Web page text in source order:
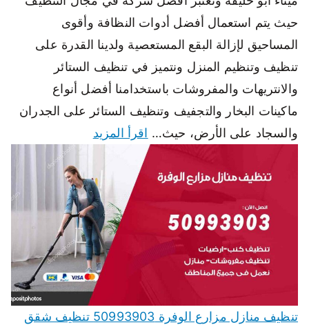
حيث يتم استعمال أفضل أدوات النظافة وأقوى
المساحيق لإزالة البقع المستعصية ولدينا القدرة على
تنظيف وتنظيم المنزل ونتميز في تنظيف الستائر
والانتريهات والمفروشات باستخدامنا أفضل أنواع
ماكينات البخار والتجفيف وتنظيف الستائر على الجدران
والسجاد على الأرض، حيث… اقرأ المزيد
تنظيف منازل مزارع الوفرة 50993903 تنظيف شقق